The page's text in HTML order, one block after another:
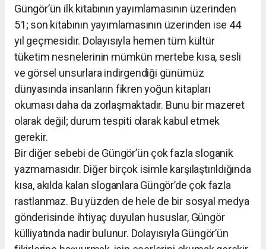
Güngör’ün ilk kitabının yayımlamasının üzerinden
51; son kitabının yayımlamasının üzerinden ise 44
yıl geçmesidir. Dolayısıyla hemen tüm kültür
tüketim nesnelerinin mümkün mertebe kısa, sesli
ve görsel unsurlara indirgendiği günümüz
dünyasında insanların fikren yoğun kitapları
okuması daha da zorlaşmaktadır. Bunu bir mazeret
olarak değil; durum tespiti olarak kabul etmek
gerekir.
Bir diğer sebebi de Güngör’ün çok fazla sloganik
yazmamasıdır. Diğer birçok isimle karşılaştırıldığında
kısa, akılda kalan sloganlara Güngör’de çok fazla
rastlanmaz. Bu yüzden de hele de bir sosyal medya
gönderisinde ihtiyaç duyulan hususlar, Güngör
külliyatında nadir bulunur. Dolayısıyla Güngör’ün